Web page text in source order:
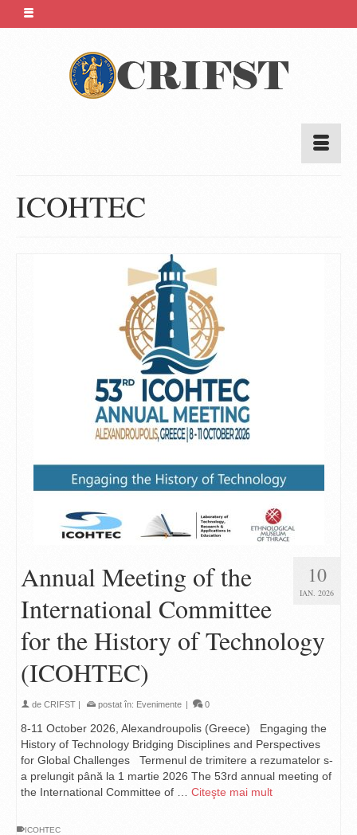
ICOHTEC
10
IAN. 2026
Annual Meeting of the
International Committee
for the History of Technology
(ICOHTEC)
de CRIFST | postat în: Evenimente | 0
8-11 October 2026, Alexandroupolis (Greece) Engaging the
History of Technology Bridging Disciplines and Perspectives
for Global Challenges Termenul de trimitere a rezumatelor s-
a prelungit până la 1 martie 2026 The 53rd annual meeting of
the International Committee of … Citeşte mai mult
ICOHTEC